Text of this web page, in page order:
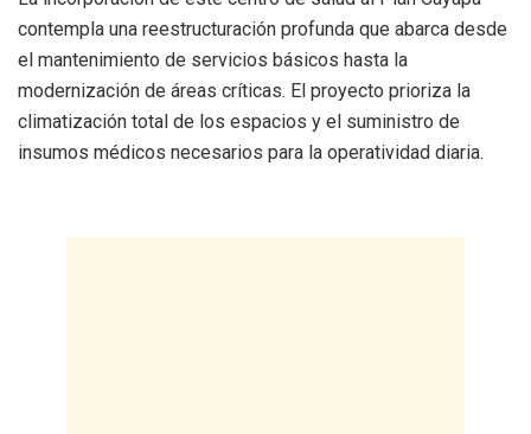
contempla una reestructuración profunda que abarca desde
el mantenimiento de servicios básicos hasta la
modernización de áreas críticas. El proyecto prioriza la
climatización total de los espacios y el suministro de
insumos médicos necesarios para la operatividad diaria.